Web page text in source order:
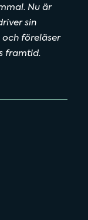
Nu är
sin
och föreläser
framtid.